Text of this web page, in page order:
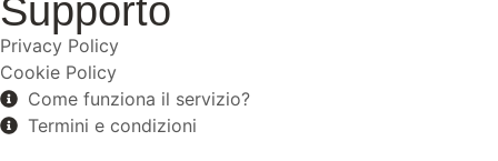
Supporto
Privacy Policy
Cookie Policy
Come funziona il servizio?
Termini e condizioni